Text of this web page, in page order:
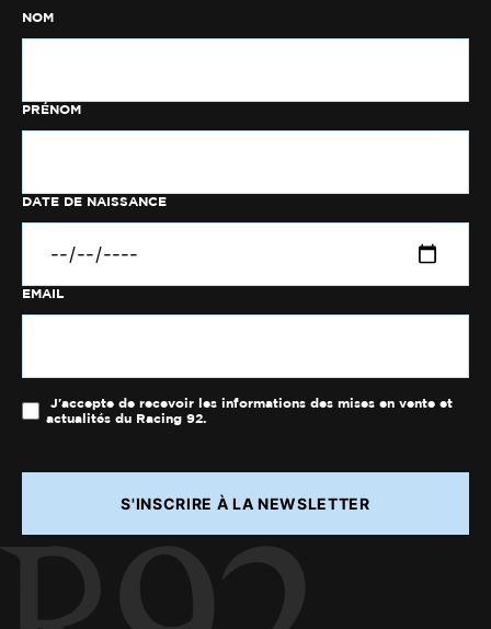
NOM
PRÉNOM
DATE DE NAISSANCE
EMAIL
J'accepte de recevoir les informations des mises en vente et
actualités du Racing 92.
S'INSCRIRE À LA NEWSLETTER